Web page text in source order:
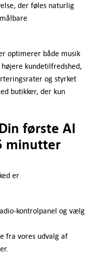
der føles naturlig
optimerer både musik
kundetilfredshed,
og styrket
butikker, der kun
første AI
minutter
er
kontrolpanel og vælg
fra vores udvalg af